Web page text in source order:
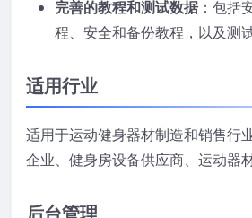
完善的教程和测试数据 ：包括
程、安全和备份教程，以及测试
适用行业
适用于运动健身器材制造和销售行
企业、健身房设备供应商、运动器
后台管理